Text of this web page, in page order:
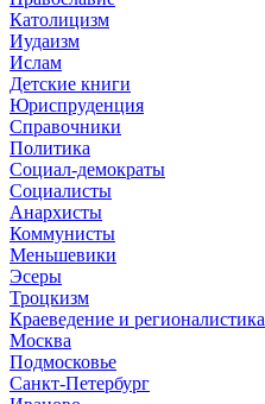
Католицизм
Иудаизм
Ислам
Детские книги
Юриспруденция
Справочники
Политика
Социал-демократы
Социалисты
Анархисты
Коммунисты
Меньшевики
Эсеры
Троцкизм
Краеведение и регионалистика
Москва
Подмосковье
Санкт-Петербург